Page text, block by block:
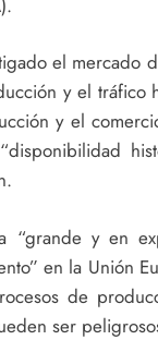
el mercado
y el tráfico
y el
y en
en la Unión
de
ser